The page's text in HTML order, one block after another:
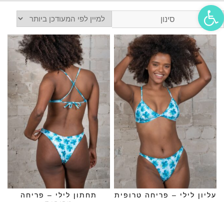
עליון לילי – פריחה טרופית
תחתון לילי – פריחה
סינון
פתח סרגל נגישות